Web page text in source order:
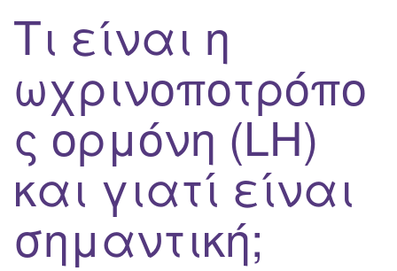
Τι είναι η
ωχρινοποτρόπο
ς ορμόνη (LH)
και γιατί είναι
σημαντική;